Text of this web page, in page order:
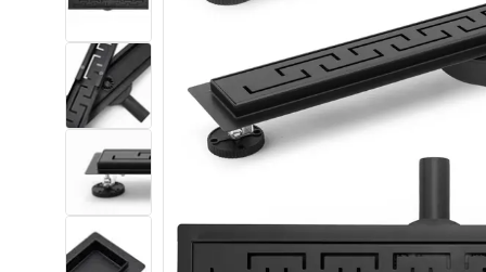
Sanitárna keramika
Umývadlá
Vaňa so zástenou
Batérie
Sprchy